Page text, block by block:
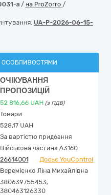
a / на ProZorro /
UA-P-2026-06-15-
ОСОБЛИВОСТЯМИ
ОЧІКУВАННЯ
ПРОПОЗИЦІЙ
52 816,66 UAH (з ПДВ)
Товари
528,17 UAH
За вартістю придбання
Військова частина А3160
26614001
Досьє YouControl
Веремієнко Ліна Михайлівна
380639755453,
380463126330